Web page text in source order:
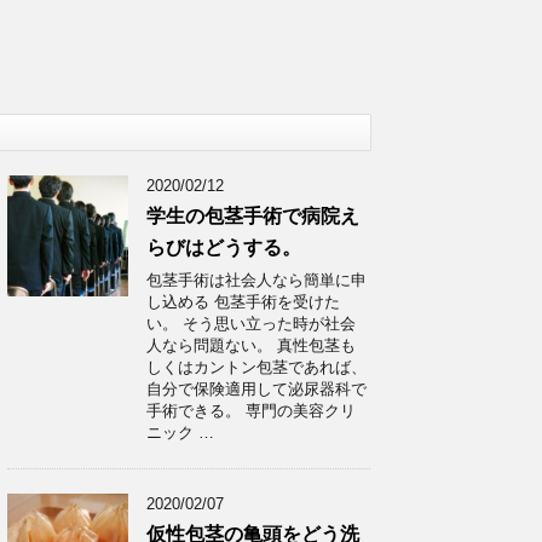
2020/02/12
学生の包茎手術で病院え
らびはどうする。
包茎手術は社会人なら簡単に申
し込める 包茎手術を受けた
い。 そう思い立った時が社会
人なら問題ない。 真性包茎も
しくはカントン包茎であれば、
自分で保険適用して泌尿器科で
手術できる。 専門の美容クリ
ニック …
2020/02/07
仮性包茎の亀頭をどう洗